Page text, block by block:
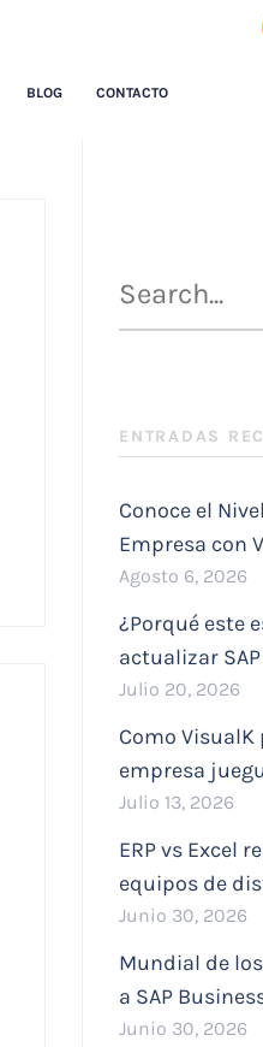
BLOG CONTACTO
para
ENTRADAS
Conoce el
Empresa con
Agosto 6, 2026
¿Porqué este
actualizar
Julio 20, 2026
Como
empresa
Julio 13, 2026
ERP vs Excel
equipos de
Junio 30, 2026
Mundial de
a SAP
Junio 30, 2026